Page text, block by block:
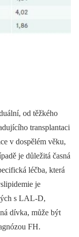
od těžkého
transplantaci
v dospělém věku,
je důležitá časná
léčba, která
je
s LAL-D,
dívka, může být
FH.